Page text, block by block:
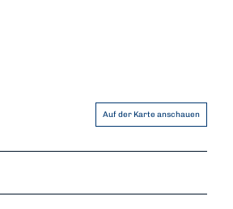
Auf der Karte anschauen